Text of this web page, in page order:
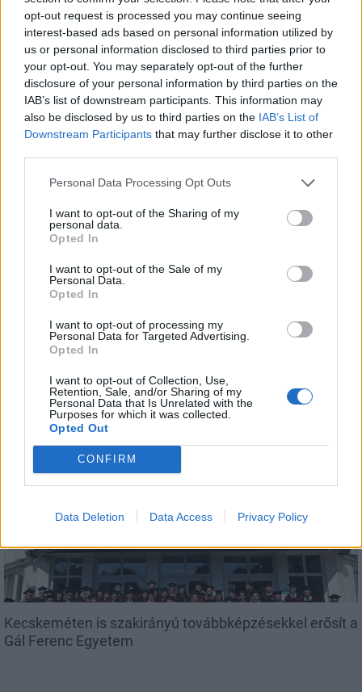
opt-out request is processed you may continue seeing
interest-based ads based on personal information utilized by
us or personal information disclosed to third parties prior to
your opt-out. You may separately opt-out of the further
disclosure of your personal information by third parties on the
IAB’s list of downstream participants. This information may
also be disclosed by us to third parties on the IAB’s List of
Downstream Participants that may further disclose it to other
Personal Data Processing Opt Outs
I want to opt-out of the Sharing of my
personal data.
Opted In
I want to opt-out of the Sale of my
Personal Data.
Opted In
I want to opt-out of processing my
Personal Data for Targeted Advertising.
Opted In
I want to opt-out of Collection, Use,
Retention, Sale, and/or Sharing of my
Personal Data that Is Unrelated with the
Purposes for which it was collected.
Opted Out
CONFIRM
Data Deletion Data Access Privacy Policy
ennek ellenére folyamatosan halad az aszfaltozás.
Paks II.: Mit jelent az 5. blokk új
mérföldköve a felülvizsgálat
árnyékában?
Elkészült a Liszt Ferenc repülőtér
közelében lévő logisztikai bázis út- és
Látlelet a hazai víziközművekről?
Épített öröksége megújításával is készül
Mohács a csata ötszázadik
évfordulójára
AJÁNLJUK MÉG
Országos
Kecskeméten is szakirányú továbbképzésekkel erősít a
Gál Ferenc Egyetem